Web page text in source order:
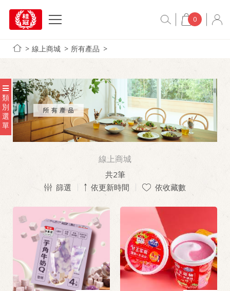
0
線上商城 所有產品
類
別
選
單
線上商城
共2筆
篩選
依更新時間 依收藏數